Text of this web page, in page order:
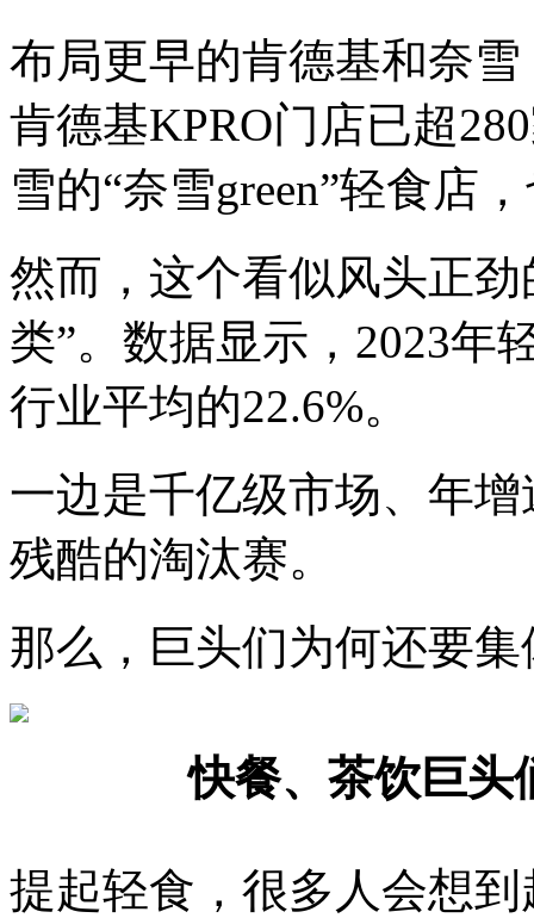
布局更早的肯德基和奈
肯德基KPRO门店已超
雪的“奈雪green”轻食店
然而，这个看似风头正
类”。数据显示，2023年
行业平均的22.6%。
一边是千亿级市场、年
残酷的淘汰赛。
那么，巨头们为何还要集
快餐、茶饮巨头
提起轻食，很多人会想